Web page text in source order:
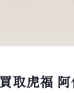
買取虎福